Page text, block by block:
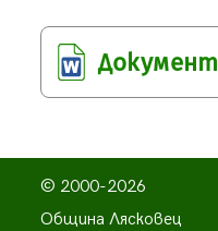
© 2000-2026
Община Лясковец